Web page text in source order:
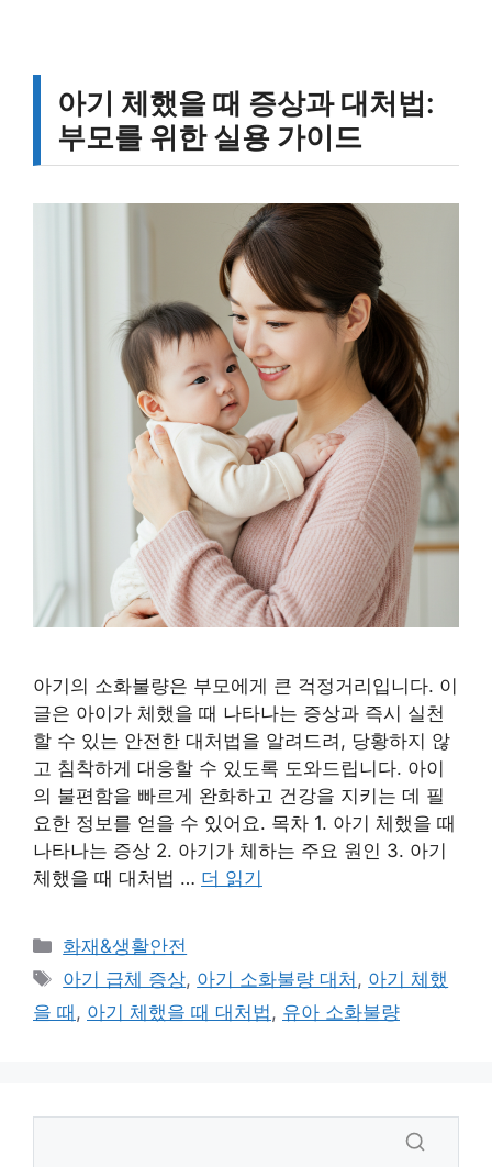
아기 체했을 때 증상과 대처법:
부모를 위한 실용 가이드
아기의 소화불량은 부모에게 큰 걱정거리입니다. 이
글은 아이가 체했을 때 나타나는 증상과 즉시 실천
할 수 있는 안전한 대처법을 알려드려, 당황하지 않
고 침착하게 대응할 수 있도록 도와드립니다. 아이
의 불편함을 빠르게 완화하고 건강을 지키는 데 필
요한 정보를 얻을 수 있어요. 목차 1. 아기 체했을 때
나타나는 증상 2. 아기가 체하는 주요 원인 3. 아기
체했을 때 대처법 … 더 읽기
카
테
고
리
화재&생활안전
태
그
아기 급체 증상, 아기 소화불량 대처 , 아기 체했
을 때 , 아기 체했을 때 대처법 , 유아 소화불량